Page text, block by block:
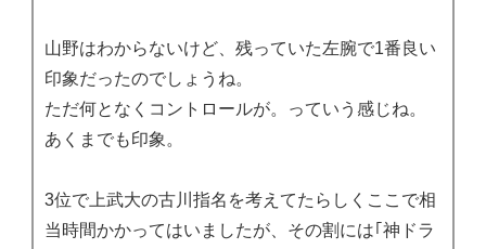
山野はわからないけど、残っていた左腕で1番良い
印象だったのでしょうね。
ただ何となくコントロールが。っていう感じね。
あくまでも印象。
3位で上武大の古川指名を考えてたらしくここで相
当時間かかってはいましたが、その割には｢神ドラ